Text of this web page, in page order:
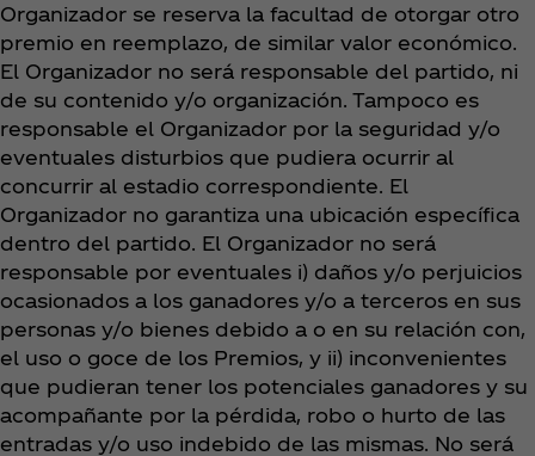
Organizador se reserva la facultad de otorgar otro
premio en reemplazo, de similar valor económico.
El Organizador no será responsable del partido, ni
de su contenido y/o organización. Tampoco es
responsable el Organizador por la seguridad y/o
eventuales disturbios que pudiera ocurrir al
concurrir al estadio correspondiente. El
Organizador no garantiza una ubicación específica
dentro del partido. El Organizador no será
responsable por eventuales i) daños y/o perjuicios
ocasionados a los ganadores y/o a terceros en sus
personas y/o bienes debido a o en su relación con,
el uso o goce de los Premios, y ii) inconvenientes
que pudieran tener los potenciales ganadores y su
acompañante por la pérdida, robo o hurto de las
entradas y/o uso indebido de las mismas. No será